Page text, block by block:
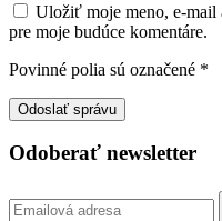
Uložiť moje meno, e-mail
pre moje budúce komentáre.
Povinné polia sú označené *
Odoberať newsletter